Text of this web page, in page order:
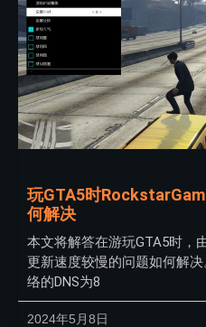
玩GTA5时
何解决
本文将解答在游玩GTA5时，
更新速度较慢的问题如何解
络的DNS为8
2024年5月8日